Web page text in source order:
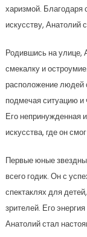
харизмой. Благодаря
искусству, Анатолий
Родившись на улице,
смекалку и
расположение людей
подмечая ситуацию
Его непринужденная
искусства, где он
Первые юные
всего годик. Он с
спектаклях для
зрителей. Его
Анатолий стал